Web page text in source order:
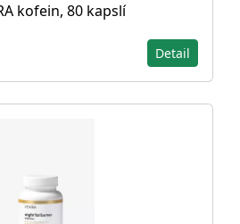
kofein, 80 kapslí
Detail